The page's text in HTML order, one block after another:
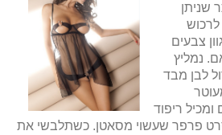
שניתן
צבעים
נמליץ
לבן מבד
ריפוד
פרפר שעשוי מסאטן. כשתלבשי את